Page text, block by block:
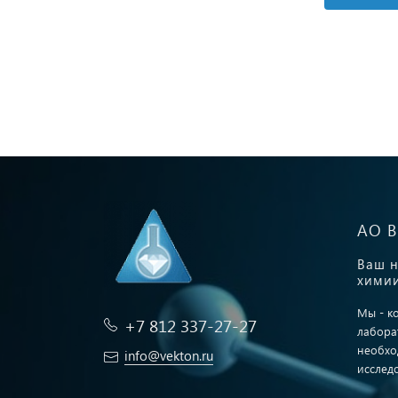
+7 812 337-27-27
info@vekton.ru
АО
Ваш
Мы -